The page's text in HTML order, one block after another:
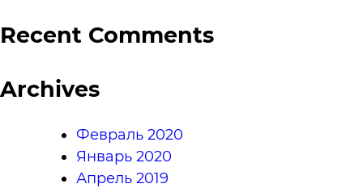
Recent Comments
Archives
Февраль 2020
Январь 2020
Апрель 2019